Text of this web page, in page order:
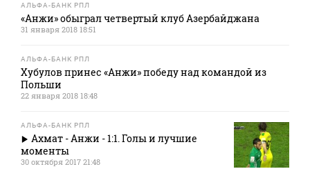
АЛЬФА-БАНК РПЛ
«Анжи» обыграл четвертый клуб Азербайджана
31 января 2018 18:51
АЛЬФА-БАНК РПЛ
Хубулов принес «Анжи» победу над командой из
Польши
22 января 2018 18:48
АЛЬФА-БАНК РПЛ
Ахмат - Анжи - 1:1. Голы и лучшие
моменты
30 октября 2017 21:48